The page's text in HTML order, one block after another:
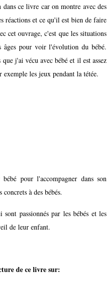
dans ce livre car on montre avec des
réactions et ce qu'il est bien de faire
cet ouvrage, c'est que les situations
âges pour voir l'évolution du bébé.
j'ai vécu avec bébé et il est assez
les jeux pendant la tétée.
pour l'accompagner dans son
à des bébés.
passionnés par les bébés et les
de leur enfant.
de ce livre sur: